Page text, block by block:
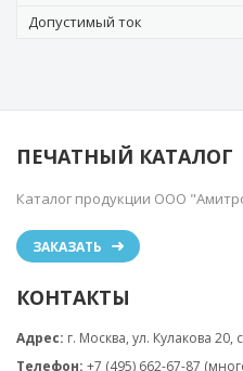
Допустимый ток
ПЕЧАТНЫЙ КАТАЛОГ
Каталог продукции ООО
ЗАКАЗАТЬ
КОНТАКТЫ
Адрес: г. Москва, ул. Кулакова 20,
Телефон: +7 (495) 662-67-87